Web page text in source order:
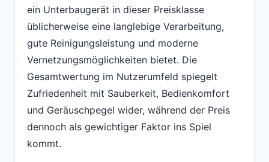
ein Unterbaugerät in dieser Preisklasse
üblicherweise eine langlebige Verarbeitung,
gute Reinigungsleistung und moderne
Vernetzungsmöglichkeiten bietet. Die
Gesamtwertung im Nutzerumfeld spiegelt
Zufriedenheit mit Sauberkeit, Bedienkomfort
und Geräuschpegel wider, während der Preis
dennoch als gewichtiger Faktor ins Spiel
kommt.